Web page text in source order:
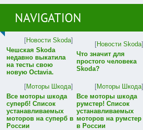
NAVIGATION
[Новости Skoda]
Чешская Skoda
недавно выкатила
на тесты свою
новую Octavia.
[Новости Skoda]
Что значит для
простого человека
Skoda?
[Моторы Шкода]
Все моторы шкода
суперб! Список
устанавливаемых
моторов на суперб в
России
[Моторы Шкода]
Все моторы шкода
румстер! Список
устанавливаемых
моторов на румстер
в России